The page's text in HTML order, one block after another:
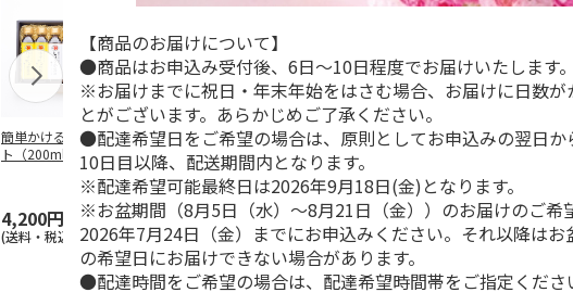
簡単かけるだけセッ
ト（200ml×6本入
4,200円
(送料・税込)
＜お中元＞ねこぶだ
し・ねこぶみそ ミ
ックス５本セット
5,090円
(送料・税込)
北海道・日高産 根
昆布だし
3,080円
(送料・税込)
小豆島醤油詰合せ
3,900円
(送料・税込)
【商品のお届けについて】
●商品はお申込み受付後、6日～10日程度でお届けいたします。
※お届けまでに祝日・年末年始をはさむ場合、お届けに日数が
とがございます。あらかじめご了承ください。
●配達希望日をご希望の場合は、原則としてお申込みの翌日か
10日目以降、配送期間内となります。
※配達希望可能最終日は2026年9月18日(金)となります。
※お盆期間（8月5日（水）～8月21日（金））のお届けのご希
2026年7月24日（金）までにお申込みください。それ以降はお
の希望日にお届けできない場合があります。
●配達時間をご希望の場合は、配達希望時間帯をご指定くださ